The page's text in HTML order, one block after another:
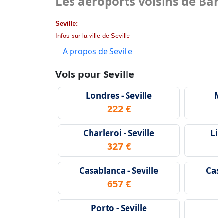
Seville:
Infos sur la ville de Seville
A propos de Seville
Vols pour Seville
Londres - Seville
222 €
Charleroi - Seville
327 €
Casablanca - Seville
657 €
Porto - Seville